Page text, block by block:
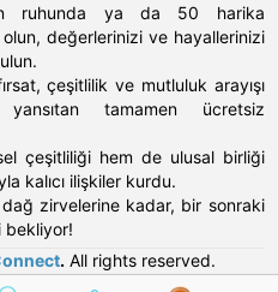
ruhunda ya da 50 harika
değerlerinizi ve hayallerinizi
çeşitlilik ve mutluluk arayışı
tamamen ücretsiz
çeşitliliği hem de ulusal birliği
kalıcı ilişkiler kurdu.
zirvelerine kadar, bir sonraki
bekliyor!
. All rights reserved.